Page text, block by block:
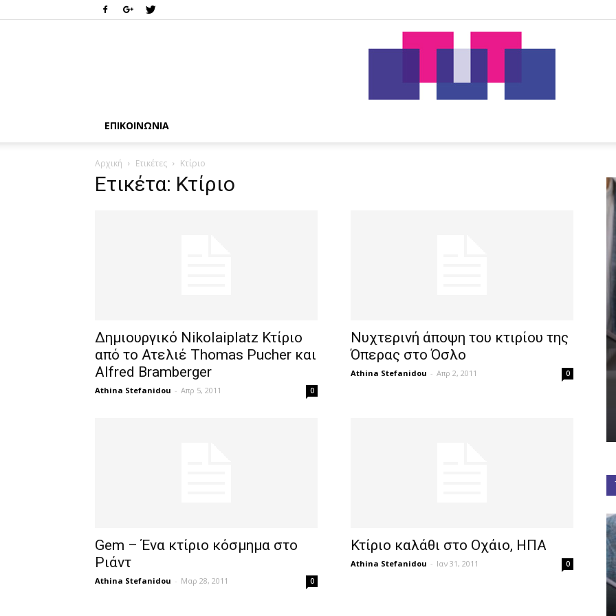
ΕΠΙΚΟΙΝΩΝΊΑ
Αρχική Ετικέτες Κτίριο
Ετικέτα: Κτίριο
Δημιουργικό Nikolaiplatz Κτίριο
από το Ατελιέ Thomas Pucher και
Alfred Bram­berger
Athina Stefanidou - Απρ 5, 2011 0
Νυχτερινή άποψη του κτιρίου της
Όπερας στο Όσλο
Athina Stefanidou - Απρ 2, 2011 0
Gem – Ένα κτίριο κόσμημα στο
Ριάντ
Athina Stefanidou - Μαρ 28, 2011 0
Κτίριο καλάθι στο Οχάιο, ΗΠΑ
Athina Stefanidou - Ιαν 31, 2011 0